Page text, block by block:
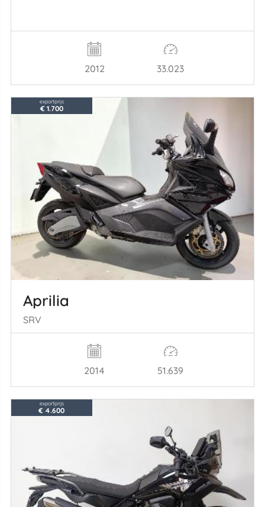
2012 33.023
exportprijs
€ 1.700
Aprilia
SRV
2014 51.639
exportprijs
€ 4.600